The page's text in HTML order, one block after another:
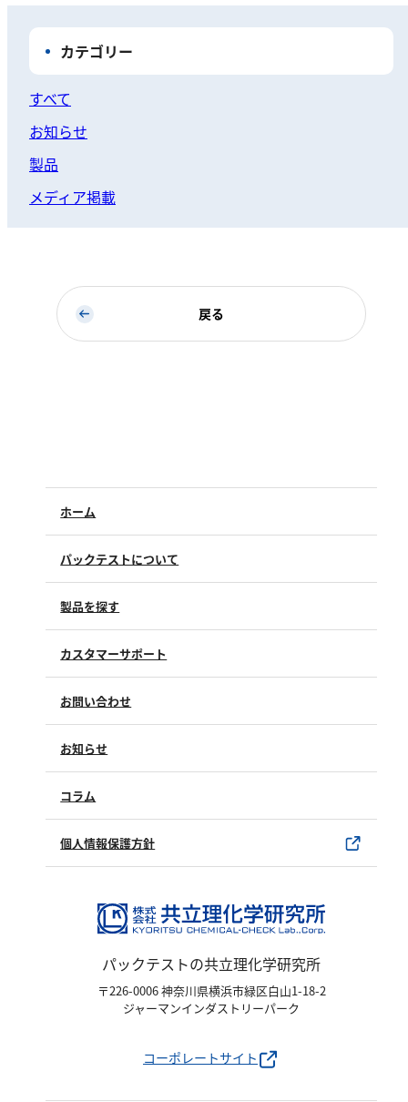
カテゴリー
すべて
お知らせ
製品
メディア掲載
戻る
ホーム
パックテストについて
製品を探す
カスタマーサポート
製品のご購入について
水銀使用製品について
該非判定書について
お問い合わせ
試薬サンプル
お知らせ
コラム
個人情報保護方針
パックテストの共立理化学研究所
〒226-0006 神奈川県横浜市緑区白山1-18-2
ジャーマンインダストリーパーク
コーポレートサイト
塩素
亜塩素酸ナトリウム
二酸化塩素
遊離残留塩素
総残留塩素
硫黄
亜硫酸
硫酸
全窒素
りん
りん酸
全りん
その他
塩化物
ほう素
シアン
界面活性剤
ホルムアルデヒド
グルコース
過酸化水素